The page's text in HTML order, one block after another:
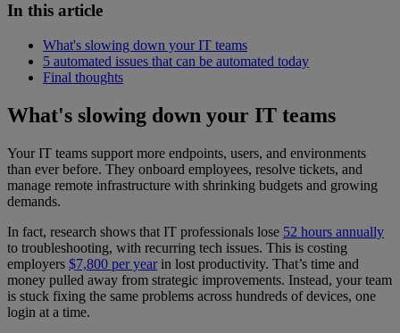
In this article
What's slowing down your IT teams
5 automated issues that can be automated today
Final thoughts
What's slowing down your IT teams
Your IT teams support more endpoints, users, and environments
than ever before. They onboard employees, resolve tickets, and
manage remote infrastructure with shrinking budgets and growing
demands.
In fact, research shows that IT professionals lose 52 hours annually
to troubleshooting, with recurring tech issues. This is costing
employers $7,800 per yearin lost productivity. That’s time and
money pulled away from strategic improvements. Instead, your team
is stuck fixing the same problems across hundreds of devices, one
login at a time.